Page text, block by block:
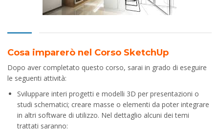
Cosa imparerò nel Corso SketchUp
Dopo aver completato questo corso, sarai in grado di eseguire
le seguenti attività:
Sviluppare interi progetti e modelli 3D per presentazioni o
studi schematici; creare masse o elementi da poter integrare
in altri software di utilizzo. Nel dettaglio alcuni dei temi
trattati saranno: